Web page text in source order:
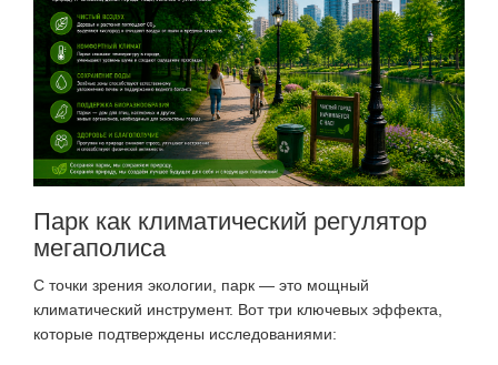
Парк как климатический регулятор
мегаполиса
С точки зрения экологии, парк — это мощный
климатический инструмент. Вот три ключевых эффекта,
которые подтверждены исследованиями: